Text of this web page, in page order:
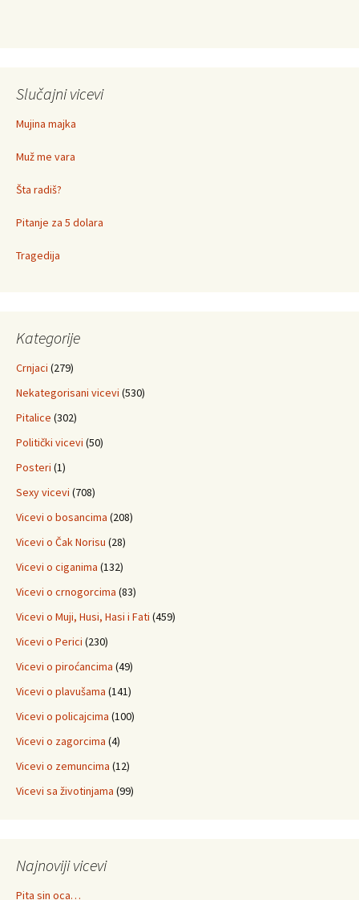
Slučajni vicevi
Mujina majka
Muž me vara
Šta radiš?
Pitanje za 5 dolara
Tragedija
Kategorije
Crnjaci (279)
Nekategorisani vicevi (530)
Pitalice (302)
Politički vicevi (50)
Posteri (1)
Sexy vicevi (708)
Vicevi o bosancima (208)
Vicevi o Čak Norisu (28)
Vicevi o ciganima (132)
Vicevi o crnogorcima (83)
Vicevi o Muji, Husi, Hasi i Fati (459)
Vicevi o Perici (230)
Vicevi o piroćancima (49)
Vicevi o plavušama (141)
Vicevi o policajcima (100)
Vicevi o zagorcima (4)
Vicevi o zemuncima (12)
Vicevi sa životinjama (99)
Najnoviji vicevi
Pita sin oca…